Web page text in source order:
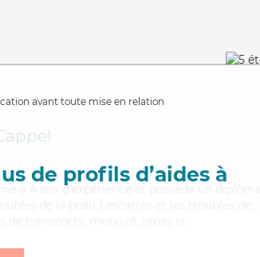
avant toute mise en relation
de profils d’aides à
a 4 ans d'expérience et possède un diplôme
de la peau / escarres et les troubles de